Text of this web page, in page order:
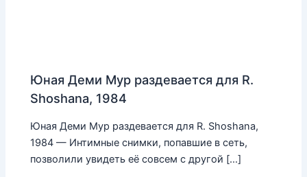
Юная Деми Мур раздевается для R.
Shoshana, 1984
Юная Деми Мур раздевается для R. Shoshana,
1984 — Интимные снимки, попавшие в сеть,
позволили увидеть её совсем с другой […]